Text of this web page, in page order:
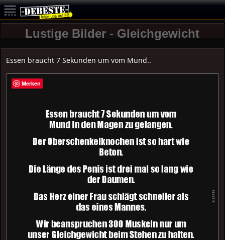
Lustige Bilder - Gleichgewicht
Essen braucht 7 Sekunden um vom Mund..
Merken